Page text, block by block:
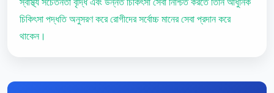
স্বাস্থ্য সচেতনতা বৃদ্ধি এবং উন্নত চিকিৎসা সেবা নিশ্চিত করতে তিনি আধুনিক
চিকিৎসা পদ্ধতি অনুসরণ করে রোগীদের সর্বোচ্চ মানের সেবা প্রদান করে
থাকেন।